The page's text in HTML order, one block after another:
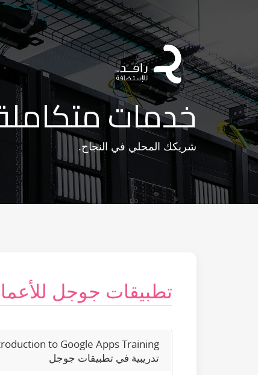
خدمات متكاملة
شريكك المحلي في النجاح.
تطبيقات جوجل
تدريبية في تطبيقات جوجل